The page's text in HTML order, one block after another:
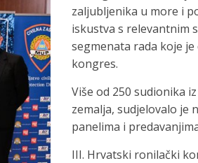
zaljubljenika u more i
iskustva s relevantnim
segmenata rada koje
kongres.
Više od 250 sudionika
zemalja, sudjelovalo je
panelima i
III. Hrvatski ronilački